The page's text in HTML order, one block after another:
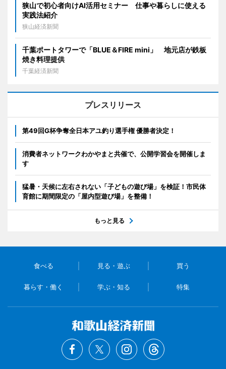
狭山で初心者向けAI活用セミナー 仕事や暮らしに使える
実践法紹介
狭山経済新聞
千葉ポートタワーで「BLUE＆FIRE mini」 地元店が鉄板
焼き料理提供
千葉経済新聞
プレスリリース
第49回G杯争奪全日本アユ釣り選手権 優勝者決定！
消費者ネットワークわかやまと共催で、公開学習会を開催しま
す
猛暑・天候に左右されない「子どもの遊び場」を検証！市民体
育館に期間限定の「屋内型遊び場」を整備！
もっと見る
食べる 見る・遊ぶ 買う
暮らす・働く 学ぶ・知る 特集